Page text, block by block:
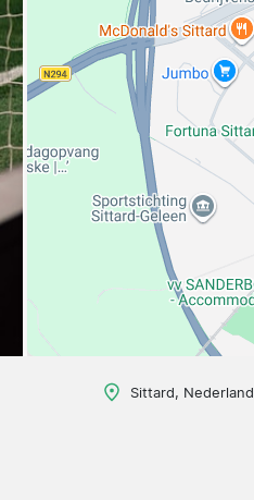
Sittard, Nederland